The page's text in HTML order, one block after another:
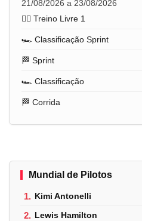
21/08/2026 a 23/08/2026
🏋️‍♂️ Treino Livre 1
🏎️ Classificação Sprint
🏁 Sprint
🏎️ Classificação
🏁 Corrida
Mundial de Pilotos
1. Kimi Antonelli
2. Lewis Hamilton